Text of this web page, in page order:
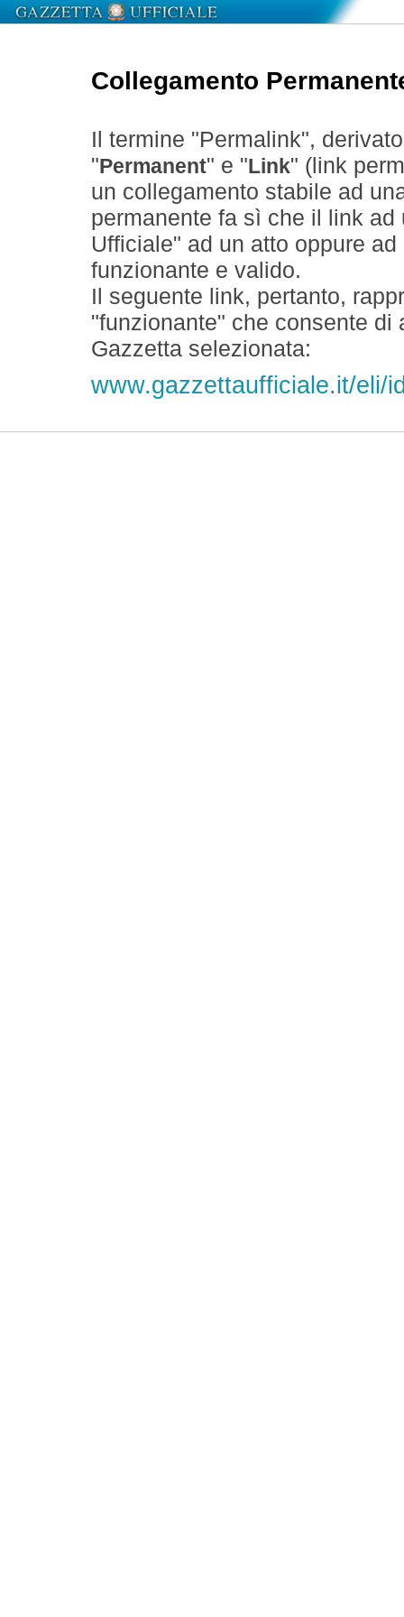
Collegamento
Il termine "Permalink",
" Permanent" e " Link" (link
un collegamento stabile ad
permanente fa sì che il link
Ufficiale" ad un atto oppure
funzionante e valido.
Il seguente link, pertanto,
"funzionante" che consente
Gazzetta selezionata:
www.gazzettaufficiale.it/eli/